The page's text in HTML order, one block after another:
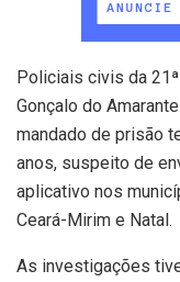
Policiais civis da
Gonçalo do
mandado de prisão
anos, suspeito de
aplicativo nos
Ceará-Mirim e Natal.
As investigações